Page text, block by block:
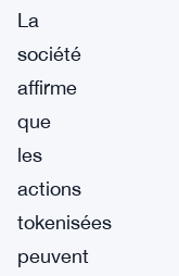
La
société
affirme
que
les
actions
tokenisées
peuvent